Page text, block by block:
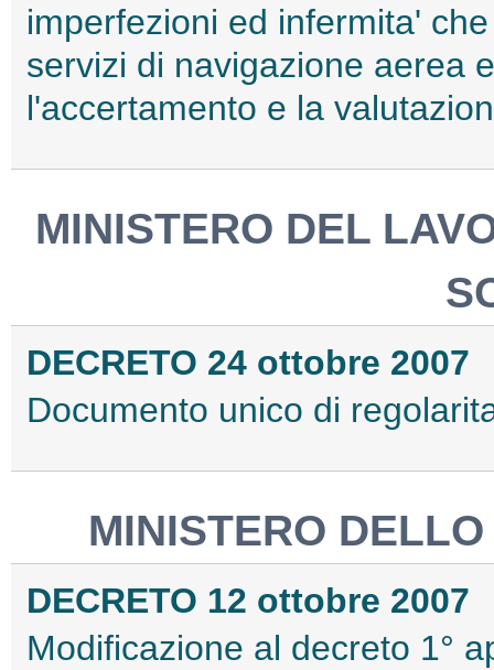
imperfezioni ed infermita'
servizi di navigazione aerea
l'accertamento e la
MINISTERO DEL
DECRETO 24 ottobre 2007
Documento unico di
MINISTERO
DECRETO 12 ottobre 2007
Modificazione al decreto 1°